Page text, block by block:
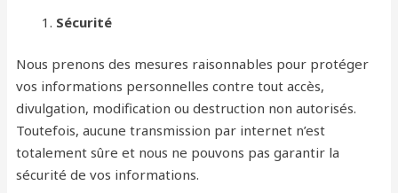
Sécurité
Nous prenons des mesures raisonnables pour protéger
vos informations personnelles contre tout accès,
divulgation, modification ou destruction non autorisés.
Toutefois, aucune transmission par internet n’est
totalement sûre et nous ne pouvons pas garantir la
sécurité de vos informations.